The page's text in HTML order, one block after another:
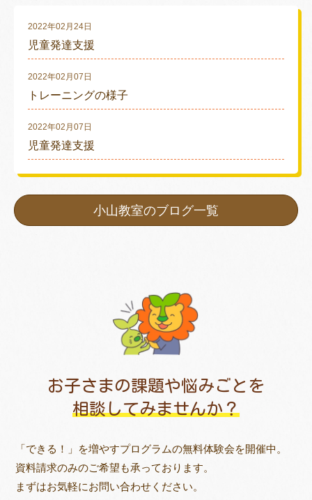
2022年02月24日
児童発達支援
2022年02月07日
トレーニングの様子
2022年02月07日
児童発達支援
小山教室のブログ一覧
お子さまの課題や悩みごとを
相談してみませんか？
「できる！」を増やすプログラムの無料体験会を開催中。
資料請求のみのご希望も承っております。
まずはお気軽にお問い合わせください。